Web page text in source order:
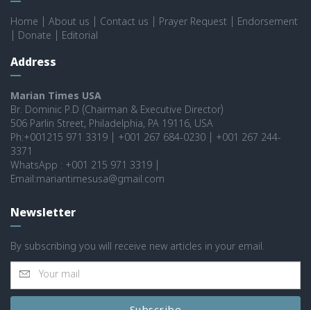
Home About us Contact us Prayer Request
Endorsement
Donate Editorial
Address
Marian Times USA
Br. Dominic P.D (Chairman & Executive Director)
506 Parlin Street, Philadelphia, PA 19116, USA
Ph:+001215 971 3319 | +001 267 684-0230 | +001 267 244-
3371
WhatsApp : +001 215 971 3319 |
Email:mariantimesusa@gmail.com
Newsletter
By subscribing you will receive new articles in your email.